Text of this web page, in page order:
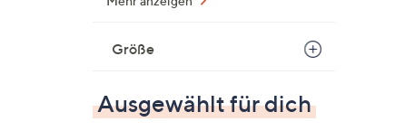
Größe
Ausgewählt für dich